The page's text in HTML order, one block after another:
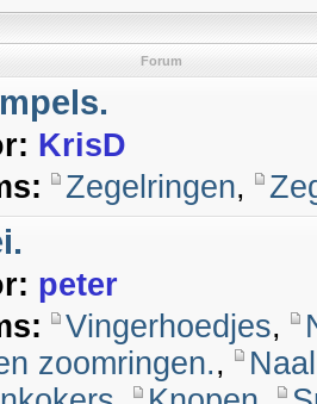
Forum
KrisD
Zegelringen,
peter
Vingerhoedjes,
zoomringen.,